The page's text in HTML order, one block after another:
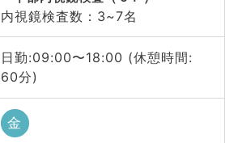
内視鏡検査数：3~7名
日勤:09:00〜18:00 (休憩時間:
60分)
金